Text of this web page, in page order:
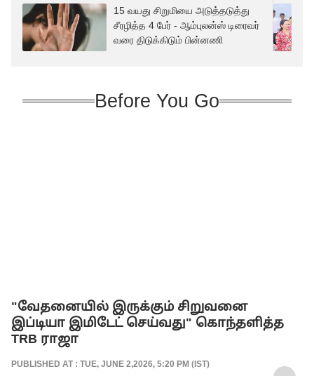
15 வயது சிறுமியை அடுத்தடுத்து
சீரழித்த 4 பேர் - ஆம்புலன்ஸ் டிரைவர்
வரை திடுக்கிடும் பின்னணி
Before You Go
"வேதனையில் இருக்கும் சிறுவனை
இப்டியா இமிடேட் செய்வது" கொந்தளித்த
TRB ராஜா
PUBLISHED AT : TUE, JUNE 2,2026, 5:20 PM (IST)